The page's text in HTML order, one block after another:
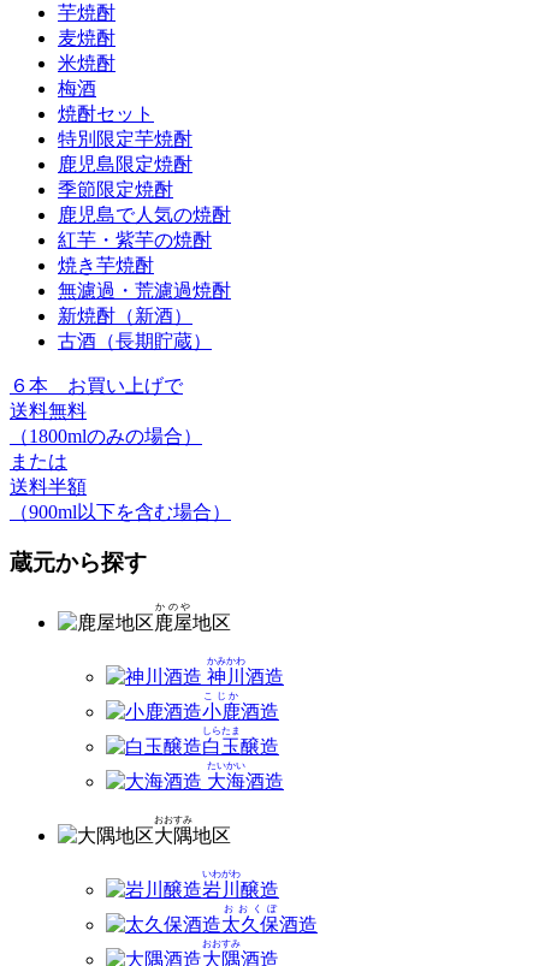
芋焼酎
麦焼酎
米焼酎
梅酒
焼酎セット
特別限定芋焼酎
鹿児島限定焼酎
季節限定焼酎
鹿児島で人気の焼酎
紅芋・紫芋の焼酎
焼き芋焼酎
無濾過・荒濾過焼酎
新焼酎（新酒）
古酒（長期貯蔵）
６本 お買い上げで
送料無料
（1800mlのみの場合）
または
送料半額
（900ml以下を含む場合）
蔵元から探す
鹿屋
かのや
地区
神川
かみかわ
酒造
小鹿
こじか
酒造
白玉
しらたま
醸造
大海
たいかい
酒造
大隅
おおすみ
地区
岩川
いわがわ
醸造
太久保
おおくぼ
酒造
大隅
おおすみ
酒造